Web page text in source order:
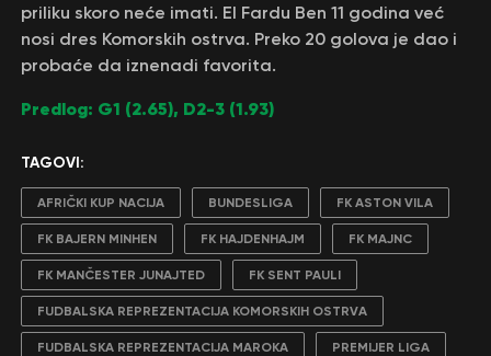
priliku skoro neće imati. El Fardu Ben 11 godina već
nosi dres Komorskih ostrva. Preko 20 golova je dao i
probaće da iznenadi favorita.
Predlog: G1 (2.65), D2-3 (1.93)
TAGOVI:
AFRIČKI KUP NACIJA BUNDESLIGA FK ASTON VILA
FK BAJERN MINHEN FK HAJDENHAJM FK MAJNC
FK MANČESTER JUNAJTED FK SENT PAULI
FUDBALSKA REPREZENTACIJA KOMORSKIH OSTRVA
FUDBALSKA REPREZENTACIJA MAROKA PREMIJER LIGA